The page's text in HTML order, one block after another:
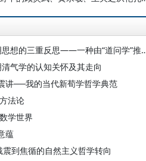
李长绪 叶冬梅：戴震对王阳明思
气学的认知关怀及其走向
讲──我的当代新荀学哲学典范
法论
学世界
蕴
震到焦循的自然主义哲学转向